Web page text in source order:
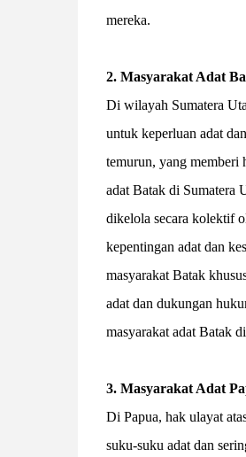
mereka.
2. Masyarakat Adat
Di wilayah Sumatera
untuk keperluan adat
temurun, yang memberi
adat Batak di Sumatera
dikelola secara kolektif
kepentingan adat dan
masyarakat Batak
adat dan dukungan
masyarakat adat Batak
3. Masyarakat Adat
Di Papua, hak ulayat
suku-suku adat dan